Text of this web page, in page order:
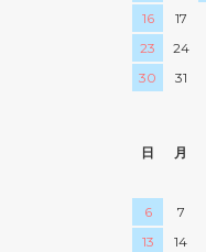
16
17
23
24
30
31
日
月
6
7
13
14